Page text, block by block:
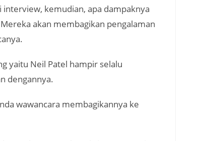
kemudian, apa dampaknya
akan membagikan pengalaman
yaitu Neil Patel hampir selalu
dengannya.
wawancara membagikannya ke